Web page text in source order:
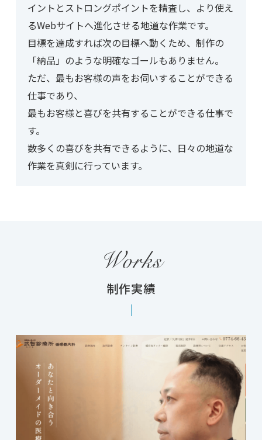
イントとストロングポイントを精査し、より使え
るWebサイトへ進化させる地道な作業です。
目標を達成すれば次の目標へ動くため、制作の
「納品」のような明確なゴールもありません。
ただ、最もお客様の声をお伺いすることができる
仕事であり、
最もお客様と喜びを共有することができる仕事で
す。
数多くの喜びを共有できるように、日々の地道な
作業を真剣に行っています。
Works
制作実績